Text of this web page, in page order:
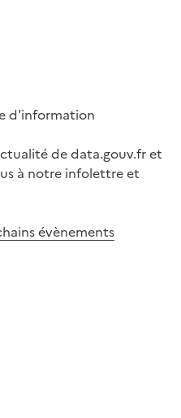
d'information
de data.gouv.fr et
à notre infolettre et
évènements